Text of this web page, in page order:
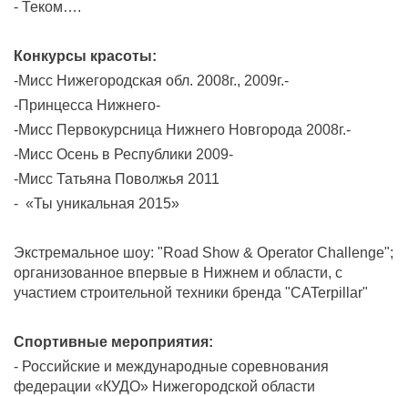
- Теком….
Конкурсы красоты:
-Мисс Нижегородская обл. 2008г., 2009г.-
-Принцесса Нижнего-
-Мисс Первокурсница Нижнего Новгорода 2008г.-
-Мисс Осень в Республики 2009-
-Мисс Татьяна Поволжья 2011
- «Ты уникальная 2015»
Экстремальное шоу: "Road Show & Operator Challenge";
организованное впервые в Нижнем и области, с
участием строительной техники бренда "CATerpillar"
Спортивные мероприятия:
- Российские и международные соревнования
федерации «КУДО» Нижегородской области